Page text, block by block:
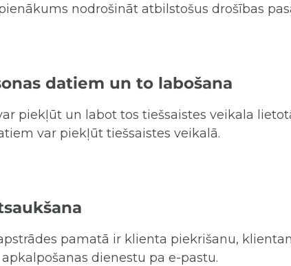
nodrošināt atbilstošus drošības
datiem un to labošana
piekļūt un labot tos tiešsaistes veikala
var piekļūt tiešsaistes veikalā.
pamatā ir klienta piekrišanu,
dienestu pa e-pastu.